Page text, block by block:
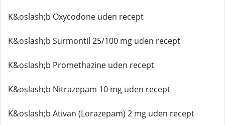
K&oslash;b Oxycodone uden recept
K&oslash;b Surmontil 25/100 mg uden recept
K&oslash;b Promethazine uden recept
K&oslash;b Nitrazepam 10 mg uden recept
K&oslash;b Ativan (Lorazepam) 2 mg uden recept